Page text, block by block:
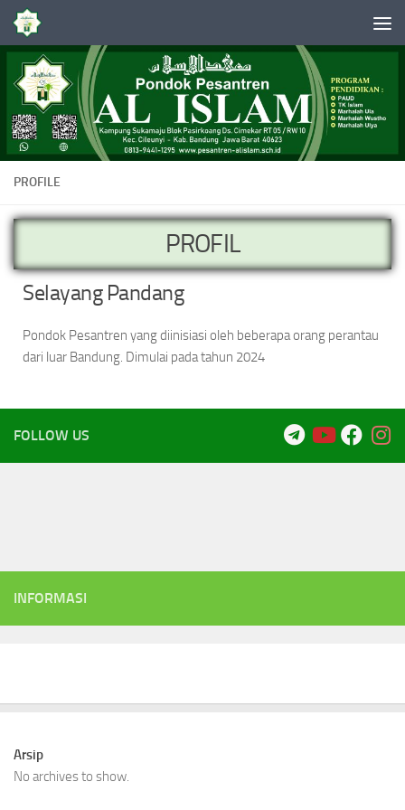
Skip to content
PROFILE
PROFIL
Selayang Pandang
Pondok Pesantren yang diinisiasi oleh beberapa orang perantau
dari luar Bandung. Dimulai pada tahun 2024
FOLLOW US
INFORMASI
Arsip
No archives to show.